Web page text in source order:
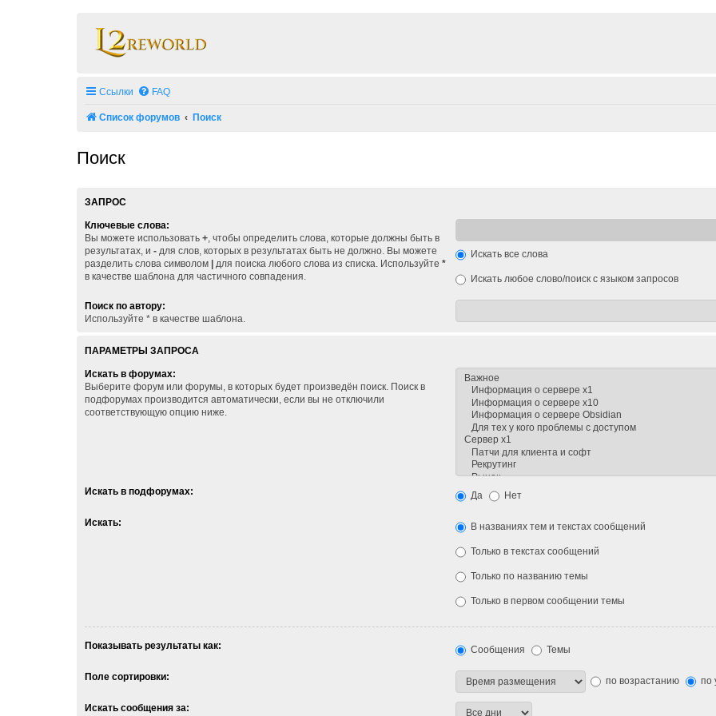
Ссылки FAQ
Список форумов Поиск
Поиск
ЗАПРОС
Ключевые слова:
Вы можете использовать +, чтобы определить слова, которые должны быть в
результатах, и - для слов, которых в результатах быть не должно. Вы можете
разделить слова символом
для поиска любого слова из списка. Используйте *
в качестве шаблона для частичного совпадения.
Искать все слова
Искать любое слово/поиск с языком запросов
Поиск по автору:
Используйте * в качестве шаблона.
ПАРАМЕТРЫ ЗАПРОСА
Искать в форумах:
Выберите форум или форумы, в которых будет произведён поиск. Поиск в
подфорумах производится автоматически, если вы не отключили
соответствующую опцию ниже.
Искать в подфорумах: Да Нет
Искать: В названиях тем и текстах сообщений
Только в текстах сообщений
Только по названию темы
Только в первом сообщении темы
Показывать результаты как: Сообщения Темы
Поле сортировки: по возрастанию по
Искать сообщения за: